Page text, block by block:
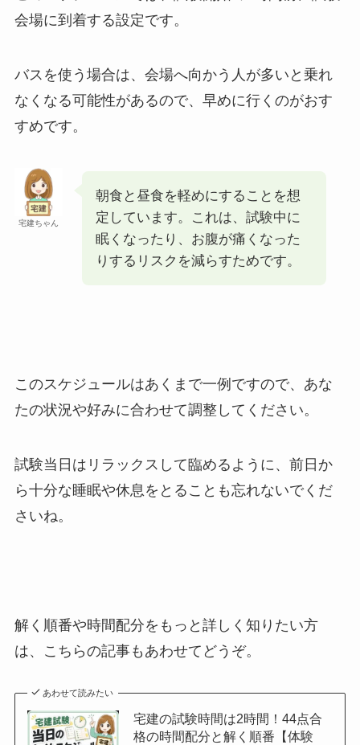
会場に到着する設定です。
バスを使う場合は、会場へ向かう人が多いと乗れ
なくなる可能性があるので、早めに行くのがおす
すめです。
宅建ちゃん
朝食と昼食を軽めにすることを想
定しています。これは、試験中に
眠くなったり、お腹が痛くなった
りするリスクを減らすためです。
このスケジュールはあくまで一例ですので、あな
たの状況や好みに合わせて調整してください。
試験当日はリラックスして臨めるように、前日か
ら十分な睡眠や休息をとることも忘れないでくだ
さいね。
解く順番や時間配分をもっと詳しく知りたい方
は、こちらの記事もあわせてどうぞ。
あわせて読みたい
宅建の試験時間は2時間！44点合
格の時間配分と解く順番【体験